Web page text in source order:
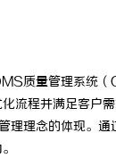
QMS质量管理系
流程并满足客户需
理念的体现。